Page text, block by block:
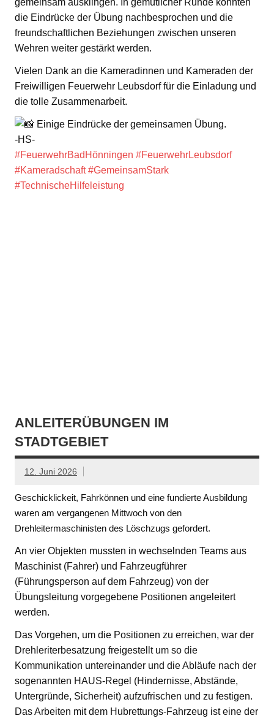
gemeinsam ausklingen. In gemütlicher Runde konnten
die Eindrücke der Übung nachbesprochen und die
freundschaftlichen Beziehungen zwischen unseren
Wehren weiter gestärkt werden.
Vielen Dank an die Kameradinnen und Kameraden der
Freiwilligen Feuerwehr Leubsdorf für die Einladung und
die tolle Zusammenarbeit.
Einige Eindrücke der gemeinsamen Übung.
-HS-
#FeuerwehrBadHönningen #FeuerwehrLeubsdorf
#Kameradschaft #GemeinsamStark
#TechnischeHilfeleistung
ANLEITERÜBUNGEN IM
STADTGEBIET
12. Juni 2026
Geschicklickeit, Fahrkönnen und eine fundierte Ausbildung
waren am vergangenen Mittwoch von den
Drehleitermaschinisten des Löschzugs gefordert.
An vier Objekten mussten in wechselnden Teams aus
Maschinist (Fahrer) und Fahrzeugführer
(Führungsperson auf dem Fahrzeug) von der
Übungsleitung vorgegebene Positionen angeleitert
werden.
Das Vorgehen, um die Positionen zu erreichen, war der
Drehleriterbesatzung freigestellt um so die
Kommunikation untereinander und die Abläufe nach der
sogenannten HAUS-Regel (Hindernisse, Abstände,
Untergründe, Sicherheit) aufzufrischen und zu festigen.
Das Arbeiten mit dem Hubrettungs-Fahrzeug ist eine der